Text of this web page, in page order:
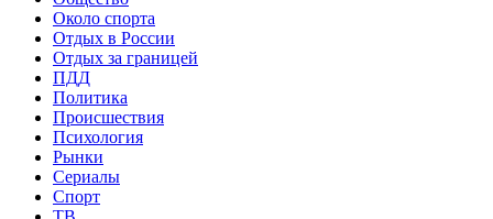
Около спорта
Отдых в России
Отдых за границей
ПДД
Политика
Происшествия
Психология
Рынки
Сериалы
Спорт